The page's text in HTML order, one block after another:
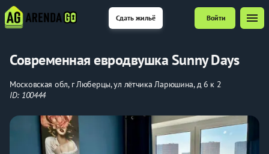
Сдать жильё Войти menu
Современная евродвушка Sunny Days
Московская обл, г Люберцы, ул лётчика Ларюшина, д 6 к 2
ID: 100444